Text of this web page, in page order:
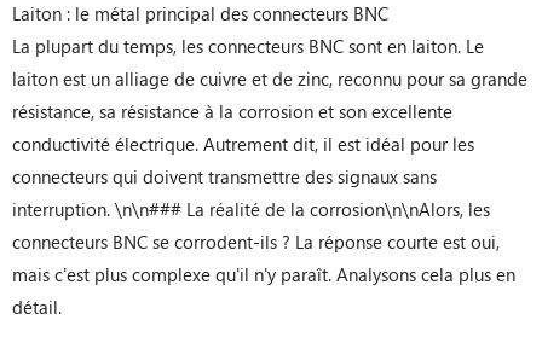
Laiton : le métal principal des connecteurs BNC
La plupart du temps, les connecteurs BNC sont en laiton. Le
laiton est un alliage de cuivre et de zinc, reconnu pour sa grande
résistance, sa résistance à la corrosion et son excellente
conductivité électrique. Autrement dit, il est idéal pour les
connecteurs qui doivent transmettre des signaux sans
interruption. \n\n### La réalité de la corrosion\n\nAlors, les
connecteurs BNC se corrodent-ils ? La réponse courte est oui,
mais c'est plus complexe qu'il n'y paraît. Analysons cela plus en
détail.